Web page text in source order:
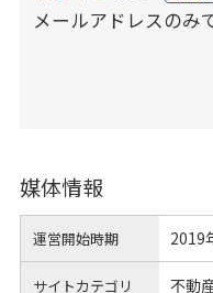
メールアドレスのみ
媒体情報
運営開始時期 2019
サイトカテゴリ 不動